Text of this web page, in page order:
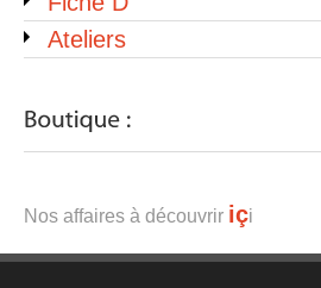
Ateliers
Nos affaires à découvrir içi